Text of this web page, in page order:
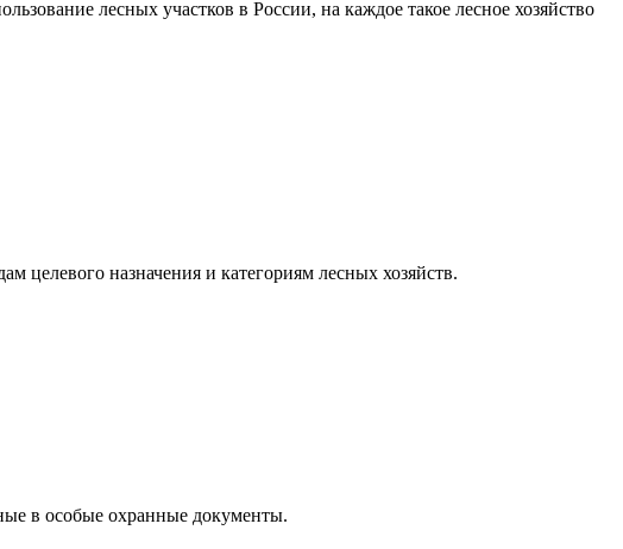
лесных участков в России, на каждое такое лесное хозяйство
целевого назначения и категориям лесных хозяйств.
в особые охранные документы.